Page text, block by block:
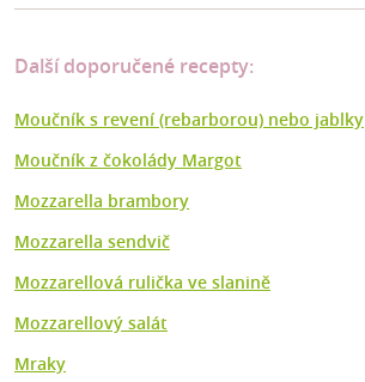
Další doporučené recepty:
Moučník s revení (rebarborou) nebo jablky
Moučník z čokolády Margot
Mozzarella brambory
Mozzarella sendvič
Mozzarellová rulička ve slanině
Mozzarellový salát
Mraky